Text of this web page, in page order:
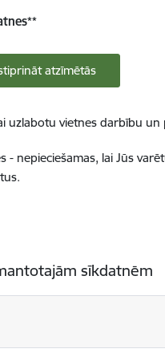
**
atzīmētās
uzlabotu vietnes darbību
nepieciešamas, lai Jūs
sīkdatnēm